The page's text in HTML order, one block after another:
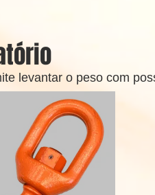
levantar o peso com